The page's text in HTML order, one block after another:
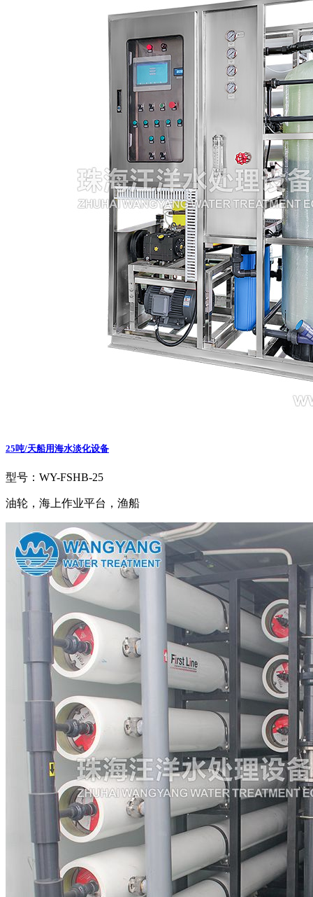
25吨/天船用海水淡化设备
型号：WY-FSHB-25
油轮，海上作业平台，渔船